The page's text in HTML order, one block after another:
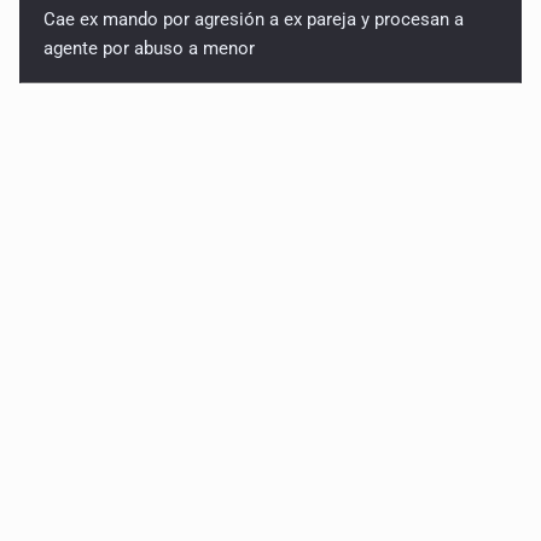
Cae ex mando por agresión a ex pareja y procesan a
agente por abuso a menor